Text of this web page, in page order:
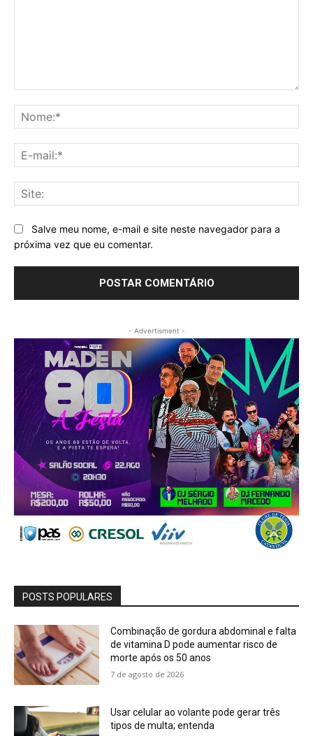
Salve meu nome, e-mail e site neste navegador para a
próxima vez que eu comentar.
- Advertisment -
POSTS POPULARES
Combinação de gordura abdominal e falta
de vitamina D pode aumentar risco de
morte após os 50 anos
7 de agosto de 2026
Usar celular ao volante pode gerar três
tipos de multa; entenda